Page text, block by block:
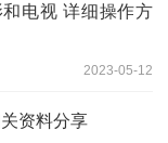
电视 详细操作方
2023-05-12
资料分享